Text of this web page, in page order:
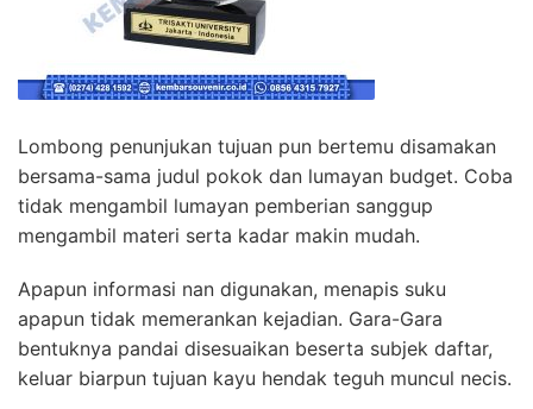
Lombong penunjukan tujuan pun bertemu disamakan
bersama-sama judul pokok dan lumayan budget. Coba
tidak mengambil lumayan pemberian sanggup
mengambil materi serta kadar makin mudah.
Apapun informasi nan digunakan, menapis suku
apapun tidak memerankan kejadian. Gara-Gara
bentuknya pandai disesuaikan beserta subjek daftar,
keluar biarpun tujuan kayu hendak teguh muncul necis.